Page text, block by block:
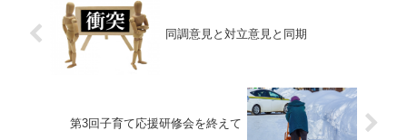
同調意見と対立意見と同期
第3回子育て応援研修会を終えて